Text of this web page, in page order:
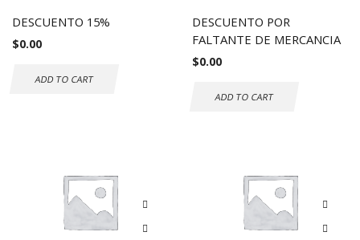
DESCUENTO 15%
$0.00
ADD TO CART
DESCUENTO POR
FALTANTE DE MERCANCIA
$0.00
ADD TO CART